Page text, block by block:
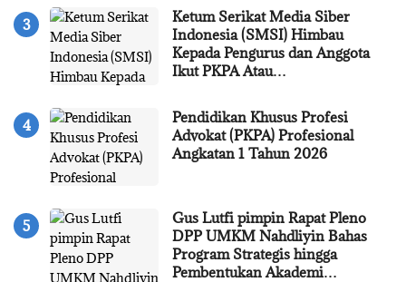
Ketum Serikat Media Siber
Indonesia (SMSI) Himbau
Kepada Pengurus dan Anggota
Ikut PKPA Atau…
Pendidikan Khusus Profesi
Advokat (PKPA) Profesional
Angkatan 1 Tahun 2026
Gus Lutfi pimpin Rapat Pleno
DPP UMKM Nahdliyin Bahas
Program Strategis hingga
Pembentukan Akademi…